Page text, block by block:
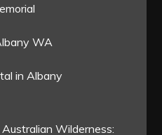
WA
in Albany
Wilderness: